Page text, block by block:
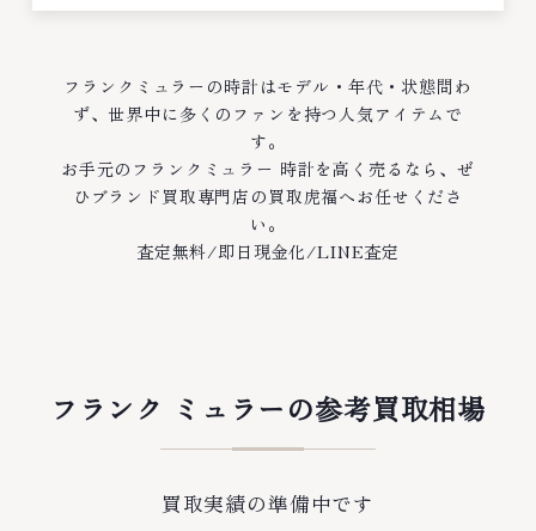
フランクミュラーの時計はモデル・年代・状態問わ
ず、世界中に多くのファンを持つ人気アイテムで
す。
お手元のフランクミュラー 時計を高く売るなら、ぜ
ひブランド買取専門店の買取虎福へお任せくださ
い。
査定無料/即日現金化/LINE査定
フランク ミュラーの参考買取相場
買取実績の準備中です